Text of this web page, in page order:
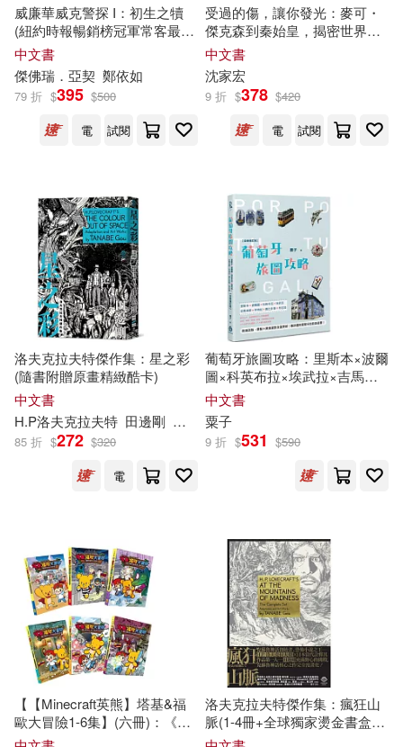
（英）戴安娜·韋恩·瓊斯(6)
（英）特里·哈里森(6)
（英）約翰·奧尼爾(6)
Taki & Poh(5)
[俄]克雷洛夫(5)
グラフィティジャパン(5)
世一編輯部(5)
克里斯多夫．鮑里尼(5)
冰波(5) 冷湖(5)
劉培傑數學工作室(5) 厲河(5)
宇宙文化(5) 宮崎克(5)
心靈工坊(23) 橡實文化(23)
江蘇文藝出版社(23)
親子天下(22) 馬可孛羅(22)
MELODIYA(21)
中國地圖出版社(21)
天津人民出版社(21)
悅文社(21)
華中科技大學出版社(21)
生活‧讀書‧新知三聯書店(20)
ARTHAUS MUSIK(19)
C major(19)
Onyx Classics(19) 世一(19)
威廉華威克警探 I：初生之犢
(紐約時報暢銷榜冠軍常客最新
巨作，《柯里夫頓紀事》番外
篇)
中文書
傑佛瑞．亞契 鄭依如
79 折 $395 $500
電
試閱
受過的傷，讓你發光：麥可・
傑克森到秦始皇，揭密世界名
人的原生家庭系統動力
中文書
沈家宏
9 折 $378 $420
電
試閱
洛夫克拉夫特傑作集：星之彩
(隨書附贈原畫精緻酷卡)
中文書
H.P洛夫克拉夫特 田邊剛 李彥樺
85 折 $272 $320
電
葡萄牙旅圖攻略：里斯本×波爾
圖×科英布拉×埃武拉×吉馬良
斯×辛特拉×奧比多斯×布拉加
【全新修訂版】
中文書
粟子
9 折 $531 $590
【【Minecraft英熊】塔基&福
歐大冒險1-6集】(六冊)：《殭
屍村的紅石祕密》、《福歐越
洛夫克拉夫特傑作集：瘋狂山
脈(1-4冊+全球獨家燙金書盒珍
藏版+4張原畫精緻酷卡)